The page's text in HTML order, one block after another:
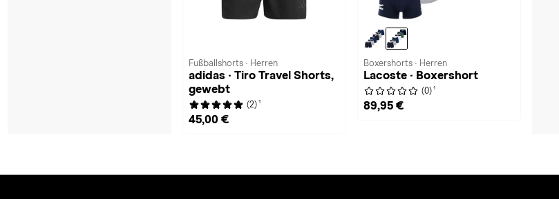
Fußballshorts · Herren
adidas · Tiro Travel Shorts,
gewebt
(2) 1
45,00 €
Boxershorts · Herren
Lacoste · Boxershort
(0) 1
89,95 €